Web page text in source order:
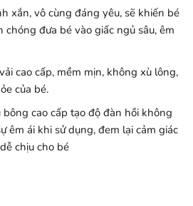
xắn, vô cùng đáng yêu, sẽ khiến bé
đưa bé vào giấc ngủ sâu, êm
cao cấp, mềm mịn, không xù lông,
của bé.
cao cấp tạo độ đàn hồi không
êm ái khi sử dụng, đem lại cảm giác
chịu cho bé